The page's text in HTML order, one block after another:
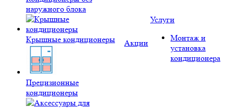
наружного блока
Крышные кондиционеры
Прецизионные
кондиционеры
Акции
Услуги
Монтаж и
установка
кондиционера